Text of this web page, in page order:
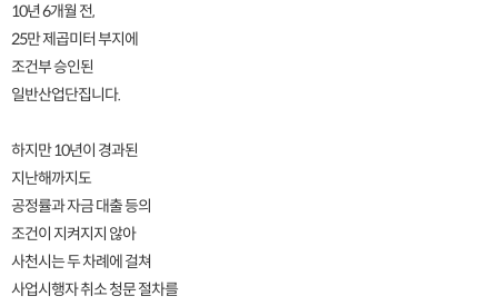
10년 6개월 전,
25만 제곱미터 부지에
조건부 승인된
일반산업단집니다.
하지만 10년이 경과된
지난해까지도
공정률과 자금 대출 등의
조건이 지켜지지 않아
사천시는 두 차례에 걸쳐
사업시행자 취소 청문 절차를